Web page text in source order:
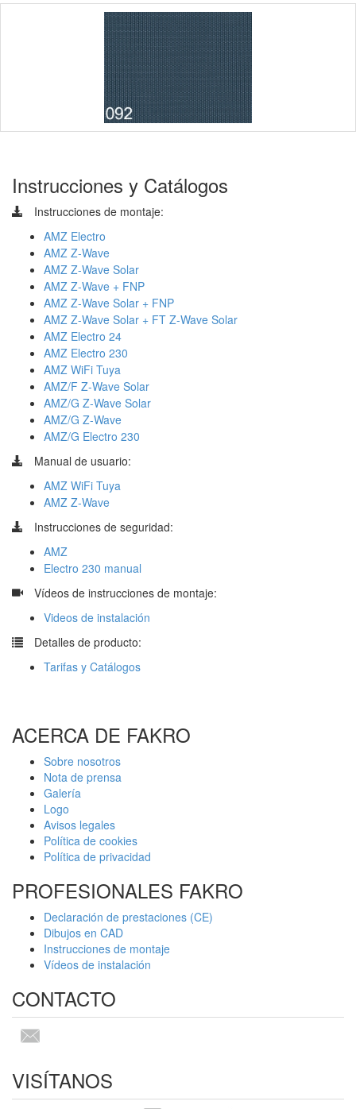
Instrucciones y Catálogos
Instrucciones de montaje:
AMZ Electro
AMZ Z-Wave
AMZ Z-Wave Solar
AMZ Z-Wave + FNP
AMZ Z-Wave Solar + FNP
AMZ Z-Wave Solar + FT Z-Wave Solar
AMZ Electro 24
AMZ Electro 230
AMZ WiFi Tuya
AMZ/F Z-Wave Solar
AMZ/G Z-Wave Solar
AMZ/G Z-Wave
AMZ/G Electro 230
Manual de usuario:
AMZ WiFi Tuya
AMZ Z-Wave
Instrucciones de seguridad:
AMZ
Electro 230 manual
Vídeos de instrucciones de montaje:
Videos de instalación
Detalles de producto:
Tarifas y Catálogos
ACERCA DE FAKRO
Sobre nosotros
Nota de prensa
Galería
Logo
Avisos legales
Política de cookies
Política de privacidad
PROFESIONALES FAKRO
Declaración de prestaciones (CE)
Dibujos en CAD
Instrucciones de montaje
Vídeos de instalación
CONTACTO
VISÍTANOS